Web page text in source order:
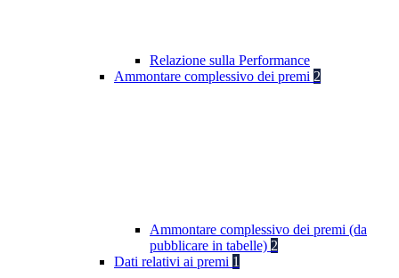
Relazione sulla Performance
Ammontare complessivo dei premi 2
Ammontare complessivo dei premi (da
pubblicare in tabelle) 2
Dati relativi ai premi 1